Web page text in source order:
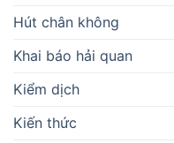
Hút chân không
Khai báo hải quan
Kiểm dịch
Kiến thức